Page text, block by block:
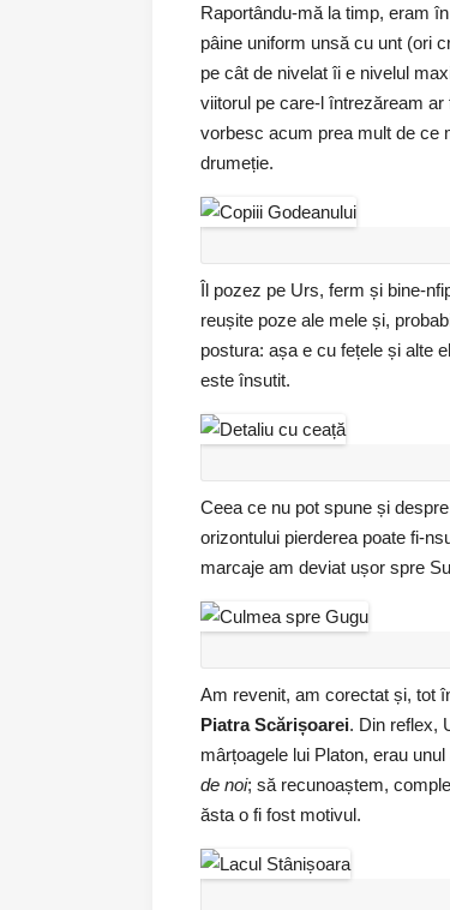
Raportându-mă la timp, eram
pâine uniform unsă cu unt (ori
pe cât de nivelat îi e nivelul
viitorul pe care-l întrezăream
vorbesc acum prea mult de ce
drumeție.
Îl pozez pe Urs, ferm și bine-
reușite poze ale mele și,
postura: așa e cu fețele și alte
este însutit.
Ceea ce nu pot spune și
orizontului pierderea poate fi-
marcaje am deviat ușor spre
Am revenit, am corectat și, tot
Piatra Scărișoarei. Din reflex,
mârțoagele lui Platon, erau
de noi; să recunoaștem,
ăsta o fi fost motivul.